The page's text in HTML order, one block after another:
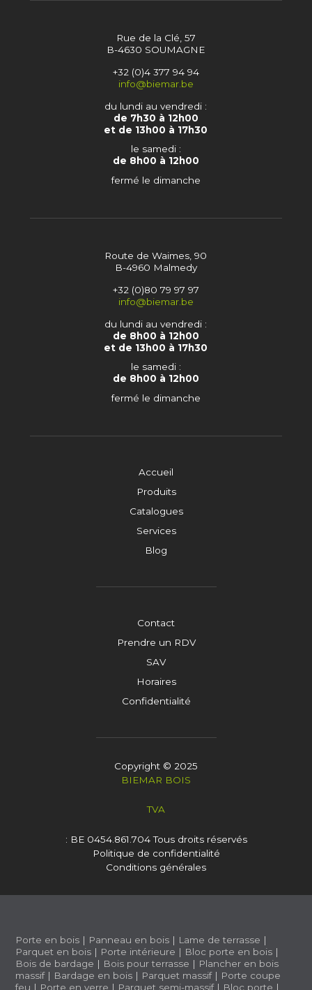
Accueil
Produits
Catalogues
Services
Blog
Contact
Prendre un RDV
SAV
Horaires
Confidentialité
Rue de la Clé, 57
B-4630 SOUMAGNE
+32 (0)4 377 94 94
info@biemar.be
du lundi au vendredi :
de 7h30 à 12h00
et de 13h00 à 17h30
le samedi :
de 8h00 à 12h00
fermé le dimanche
Route de Waimes, 90
B-4960 Malmedy
+32 (0)80 79 97 97
info@biemar.be
du lundi au vendredi :
de 8h00 à 12h00
et de 13h00 à 17h30
le samedi :
de 8h00 à 12h00
fermé le dimanche
Copyright © 2025
BIEMAR BOIS
TVA
: BE 0454.861.704Tous droits réservés
Politique de confidentialité
Conditions générales
Porte en bois | Panneau en bois | Lame de terrasse |
Parquet en bois | Porte intérieure | Bloc porte en bois |
Bois de bardage | Bois pour terrasse | Plancher en bois
massif| Bardage en bois | Parquet massif| Porte coupe
feu | Porte en verre | Parquet semi-massif| Bloc porte |